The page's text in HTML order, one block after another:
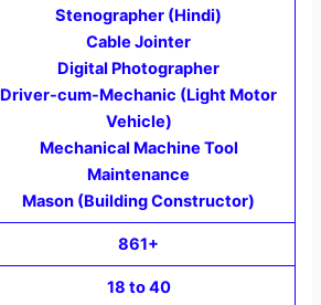
Stenographer (Hindi)
Cable Jointer
Digital Photographer
Driver-cum-Mechanic (Light Motor
Vehicle)
Mechanical Machine Tool
Maintenance
Mason (Building Constructor)
861+
18 to 40